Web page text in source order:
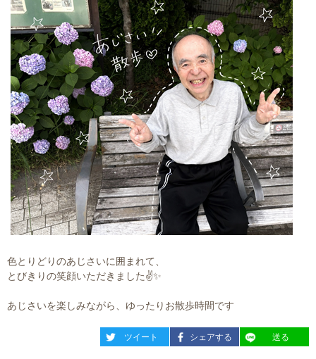
色とりどりのあじさいに囲まれて、
とびきりの笑顔いただきました✌️✨
あじさいを楽しみながら、ゆったりお散歩時間です
entry2466
ツイート entry2466
シェアする entry2466
送る